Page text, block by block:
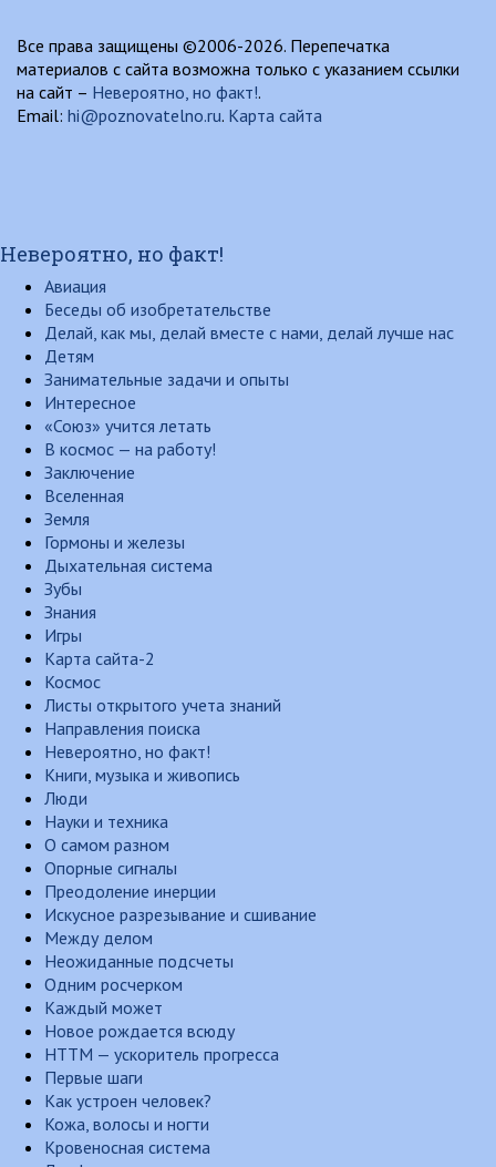
Все права защищены ©2006-2026. Перепечатка
материалов с сайта возможна только с указанием ссылки
на сайт – Невероятно, но факт!.
Email: hi@poznovatelno.ru. Карта сайта
Невероятно, но факт!
Авиация
Беседы об изобретательстве
Делай, как мы, делай вместе с нами, делай лучше нас
Детям
Занимательные задачи и опыты
Интересное
«Союз» учится летать
В космос — на работу!
Заключение
Вселенная
Земля
Гормоны и железы
Дыхательная система
Зубы
Знания
Игры
Карта сайта-2
Космос
Листы открытого учета знаний
Направления поиска
Невероятно, но факт!
Книги, музыка и живопись
Люди
Науки и техника
О самом разном
Опорные сигналы
Преодоление инерции
Искусное разрезывание и сшивание
Между делом
Неожиданные подсчеты
Одним росчерком
Каждый может
Новое рождается всюду
НТТМ — ускоритель прогресса
Первые шаги
Как устроен человек?
Кожа, волосы и ногти
Кровеносная система